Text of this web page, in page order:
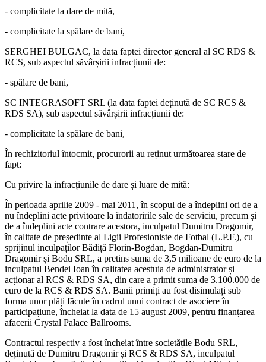
- complicitate la dare de mită,
- complicitate la spălare de bani,
SERGHEI BULGAC, la data faptei director general al SC RDS &
RCS, sub aspectul săvârșirii infracțiunii de:
- spălare de bani,
SC INTEGRASOFT SRL (la data faptei deținută de SC RCS &
RDS SA), sub aspectul săvârșirii infracțiunii de:
- complicitate la spălare de bani,
În rechizitoriul întocmit, procurorii au reținut următoarea stare de
fapt:
Cu privire la infracțiunile de dare și luare de mită:
În perioada aprilie 2009 - mai 2011, în scopul de a îndeplini ori de a
nu îndeplini acte privitoare la îndatoririle sale de serviciu, precum și
de a îndeplini acte contrare acestora, inculpatul Dumitru Dragomir,
în calitate de președinte al Ligii Profesioniste de Fotbal (L.P.F.), cu
sprijinul inculpaților Bădiță Florin-Bogdan, Bogdan-Dumitru
Dragomir și Bodu SRL, a pretins suma de 3,5 milioane de euro de la
inculpatul Bendei Ioan în calitatea acestuia de administrator și
acționar al RCS & RDS SA, din care a primit suma de 3.100.000 de
euro de la RCS & RDS SA. Banii primiți au fost disimulați sub
forma unor plăți făcute în cadrul unui contract de asociere în
participațiune, încheiat la data de 15 august 2009, pentru finanțarea
afacerii Crystal Palace Ballrooms.
Contractul respectiv a fost încheiat între societățile Bodu SRL,
deținută de Dumitru Dragomir și RCS & RDS SA, inculpatul